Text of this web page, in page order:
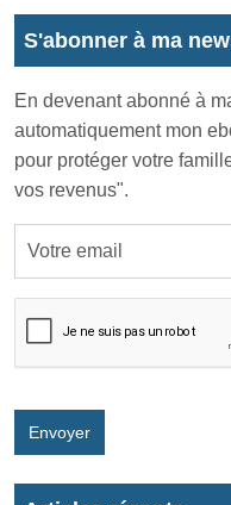
S'abonner à ma
En devenant abonné à
automatiquement mon
pour protéger votre
vos revenus".
Envoyer